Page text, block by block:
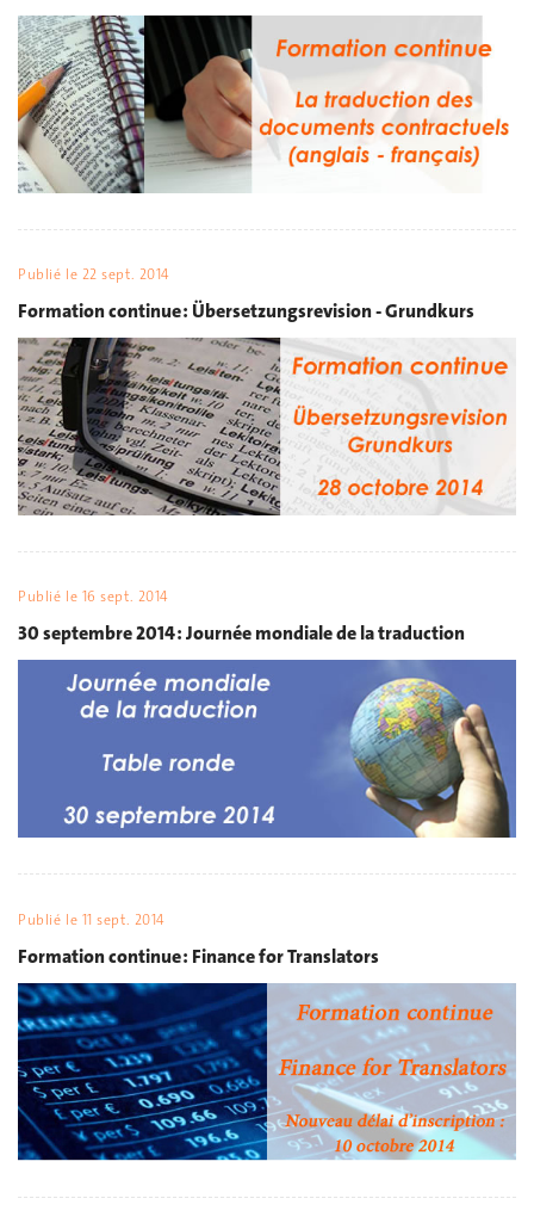
Publié le 22 sept. 2014
Formation continue : Übersetzungsrevision - Grundkurs
Publié le 16 sept. 2014
30 septembre 2014 : Journée mondiale de la traduction
Publié le 11 sept. 2014
Formation continue : Finance for Translators